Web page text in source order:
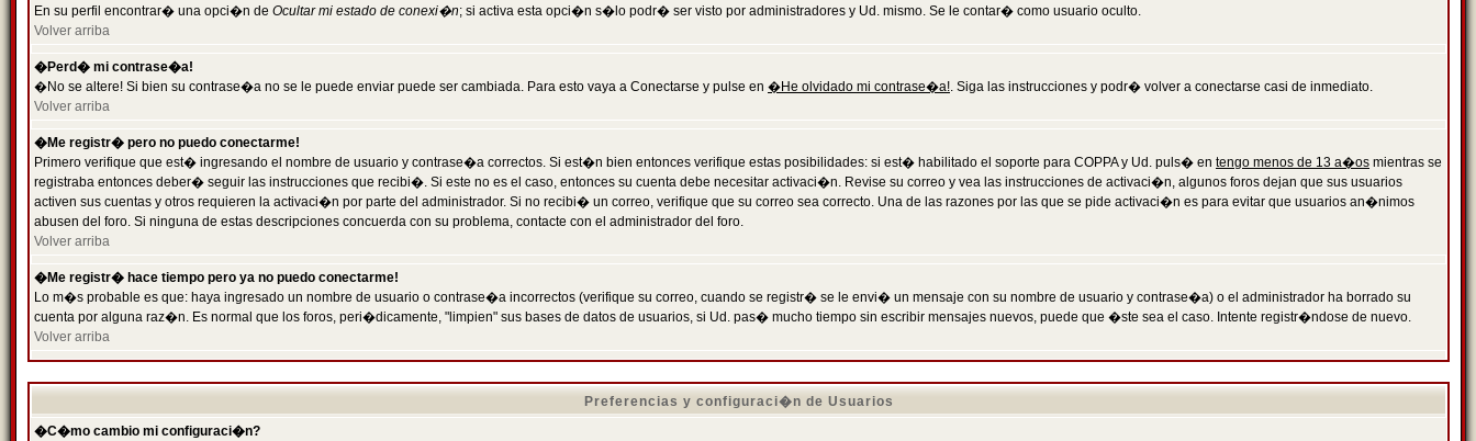
En su perfil encontrar� una opci�n de Ocultar mi estado de conexi�n; si activa esta opci�n s�lo podr� ser visto por administradores y Ud. mismo. Se le contar� como usuario oculto.
Volver arriba
�Perd� mi contrase�a!
�No se altere! Si bien su contrase�a no se le puede enviar puede ser cambiada. Para esto vaya a Conectarse y pulse en �He olvidado mi contrase�a!. Siga las instrucciones y podr� volver a conectarse casi de inmediato.
Volver arriba
�Me registr� pero no puedo conectarme!
Primero verifique que est� ingresando el nombre de usuario y contrase�a correctos. Si est�n bien entonces verifique estas posibilidades: si est� habilitado el soporte para COPPA y Ud. puls� en tengo menos de 13 a�os mientras se
registraba entonces deber� seguir las instrucciones que recibi�. Si este no es el caso, entonces su cuenta debe necesitar activaci�n. Revise su correo y vea las instrucciones de activaci�n, algunos foros dejan que sus usuarios
activen sus cuentas y otros requieren la activaci�n por parte del administrador. Si no recibi� un correo, verifique que su correo sea correcto. Una de las razones por las que se pide activaci�n es para evitar que usuarios an�nimos
abusen del foro. Si ninguna de estas descripciones concuerda con su problema, contacte con el administrador del foro.
Volver arriba
�Me registr� hace tiempo pero ya no puedo conectarme!
Lo m�s probable es que: haya ingresado un nombre de usuario o contrase�a incorrectos (verifique su correo, cuando se registr� se le envi� un mensaje con su nombre de usuario y contrase�a) o el administrador ha borrado su
cuenta por alguna raz�n. Es normal que los foros, peri�dicamente, "limpien" sus bases de datos de usuarios, si Ud. pas� mucho tiempo sin escribir mensajes nuevos, puede que �ste sea el caso. Intente registr�ndose de nuevo.
Volver arriba
Preferencias y configuraci�n de Usuarios
�C�mo cambio mi configuraci�n?